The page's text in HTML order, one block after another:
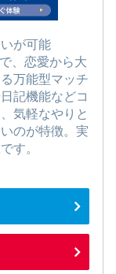
が可能
、恋愛から大
万能型マッチ
記機能などコ
気軽なやりと
のが特徴。実
す。